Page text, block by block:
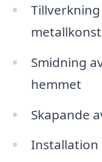
Smidning
hemmet
Skapande
Installation